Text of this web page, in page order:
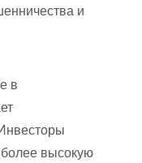
и
в
высокую